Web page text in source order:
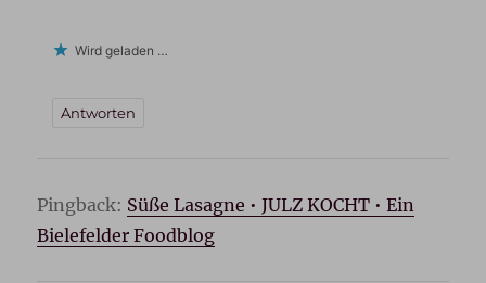
Wird geladen …
Antworten
Pingback: Süße Lasagne • JULZ KOCHT • Ein
Bielefelder Foodblog